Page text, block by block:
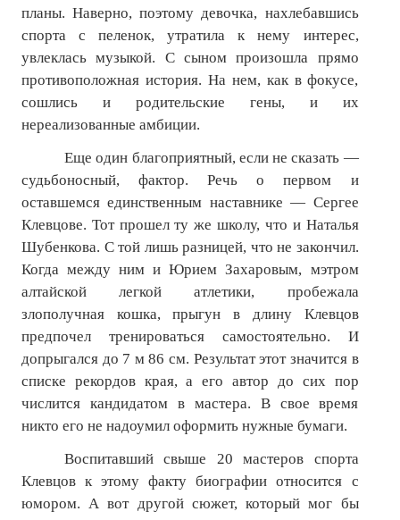
Новые книги
Е. Богатырев «Повесть об олимпийском характере»
В. Щагин «Мяч и время»
ПОДПИСКА
Наложенный платеж
Подписка 2026
Подписка онлайн на печатную версию
ТАКОВА СПОРТИВНАЯ ЖИЗНЬ
КОНТАКТЫ
ТЕКУЩИЙ №
планы. Наверно, поэтому девочка, нахлебавшись
спорта с пеленок, утратила к нему интерес,
увлеклась музыкой. С сыном произошла прямо
противоположная история. На нем, как в фокусе,
сошлись и родительские гены, и их
нереализованные амбиции.
Еще один благоприятный, если не сказать —
судьбоносный, фактор. Речь о первом и
оставшемся единственным наставнике — Сергее
Клевцове. Тот прошел ту же школу, что и Наталья
Шубенкова. С той лишь разницей, что не закончил.
Когда между ним и Юрием Захаровым, мэтром
алтайской легкой атлетики, пробежала
злополучная кошка, прыгун в длину Клевцов
предпочел тренироваться самостоятельно. И
допрыгался до 7 м 86 см. Результат этот значится в
списке рекордов края, а его автор до сих пор
числится кандидатом в мастера. В свое время
никто его не надоумил оформить нужные бумаги.
Воспитавший свыше 20 мастеров спорта
Клевцов к этому факту биографии относится с
юмором. А вот другой сюжет, который мог бы